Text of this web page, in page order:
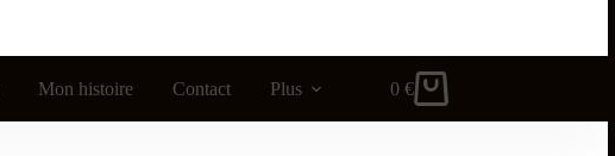
Mon histoire Contact Plus 0 €